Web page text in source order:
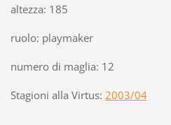
altezza: 185
ruolo: playmaker
numero di maglia: 12
Stagioni alla Virtus: 2003/04